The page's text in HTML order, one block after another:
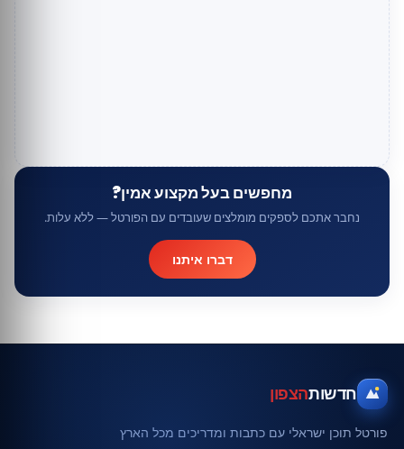
מחפשים בעל מקצוע אמין?
נחבר אתכם לספקים מומלצים שעובדים עם הפורטל — ללא עלות.
דברו איתנו
חדשותהצפון
פורטל תוכן ישראלי עם כתבות ומדריכים מכל הארץ